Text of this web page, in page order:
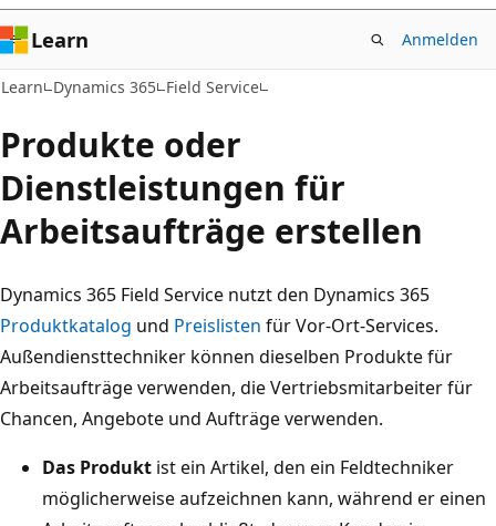
Learn Anmelden
Learn Dynamics 365 Field Service
Produkte oder
Dienstleistungen für
Arbeitsaufträge erstellen
Dynamics 365 Field Service nutzt den Dynamics 365
Produktkatalog und Preislisten für Vor-Ort-Services.
Außendiensttechniker können dieselben Produkte für
Arbeitsaufträge verwenden, die Vertriebsmitarbeiter für
Chancen, Angebote und Aufträge verwenden.
Das Produkt ist ein Artikel, den ein Feldtechniker
möglicherweise aufzeichnen kann, während er einen